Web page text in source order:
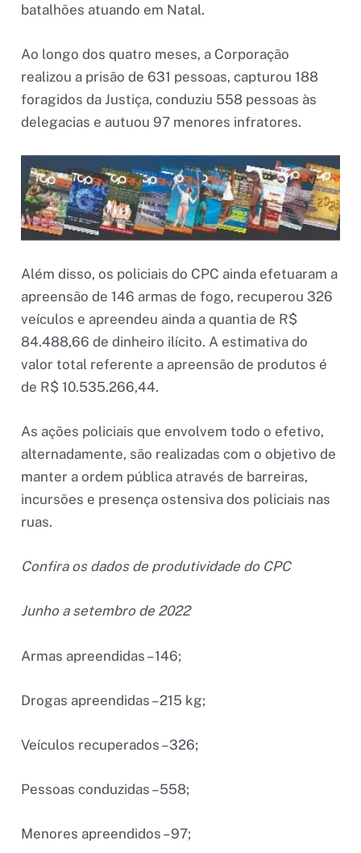
batalhões atuando em Natal.
Ao longo dos quatro meses, a Corporação
realizou a prisão de 631 pessoas, capturou 188
foragidos da Justiça, conduziu 558 pessoas às
delegacias e autuou 97 menores infratores.
Além disso, os policiais do CPC ainda efetuaram a
apreensão de 146 armas de fogo, recuperou 326
veículos e apreendeu ainda a quantia de R$
84.488,66 de dinheiro ilícito. A estimativa do
valor total referente a apreensão de produtos é
de R$ 10.535.266,44.
As ações policiais que envolvem todo o efetivo,
alternadamente, são realizadas com o objetivo de
manter a ordem pública através de barreiras,
incursões e presença ostensiva dos policiais nas
ruas.
Confira os dados de produtividade do CPC
Junho a setembro de 2022
Armas apreendidas – 146;
Drogas apreendidas – 215 kg;
Veículos recuperados – 326;
Pessoas conduzidas – 558;
Menores apreendidos – 97;